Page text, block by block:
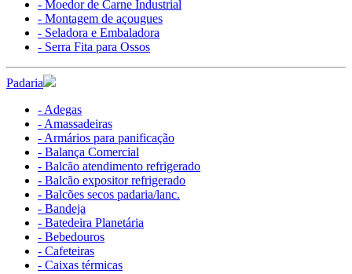
- Moedor de Carne Industrial
- Montagem de açougues
- Seladora e Embaladora
- Serra Fita para Ossos
Padaria
- Adegas
- Amassadeiras
- Armários para panificação
- Balança Comercial
- Balcão atendimento refrigerado
- Balcão expositor refrigerado
- Balcões secos padaria/lanc.
- Bandeja
- Batedeira Planetária
- Bebedouros
- Cafeteiras
- Caixas térmicas